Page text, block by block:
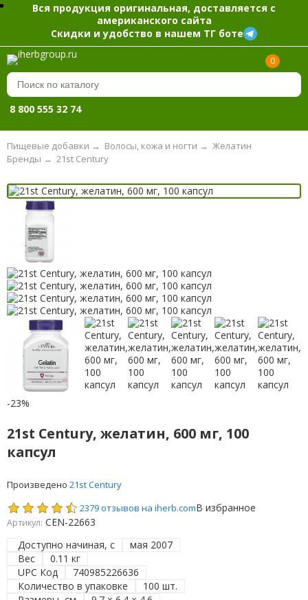
Вся продукция оригинальная, доставляется с
американского сайта
Скидки и удобство в нашем ТГ боте
0
8 800 555 32 74
Пищевые добавки → Волосы, кожа и ногти → Желатин
21st Century
Бренды →
-23%
21st Century, желатин, 600 мг, 100
капсул
Произведено 21st Century
2379 отзывов на iherb.comВ избранное
Артикул: CEN-22663
Доступно начиная, с
мая 2007
Вес
0.11 кг
UPC Код
740985226636
Количество в упаковке
100 шт.